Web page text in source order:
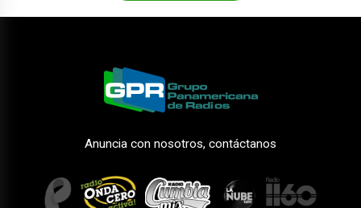
Anuncia con nosotros, contáctanos